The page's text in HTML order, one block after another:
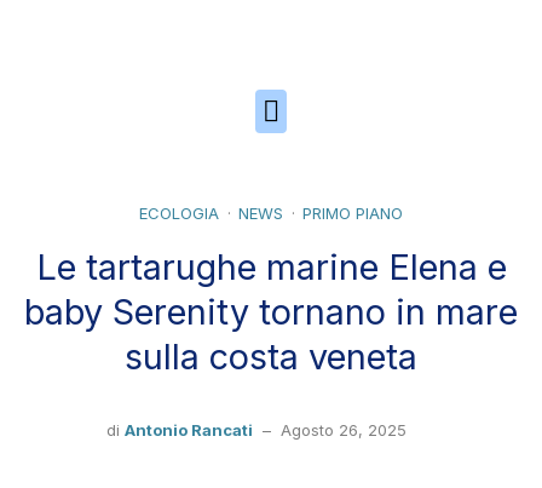
ECOLOGIA NEWS PRIMO PIANO
Le tartarughe marine Elena e
baby Serenity tornano in mare
sulla costa veneta
di Antonio Rancati – Agosto 26, 2025